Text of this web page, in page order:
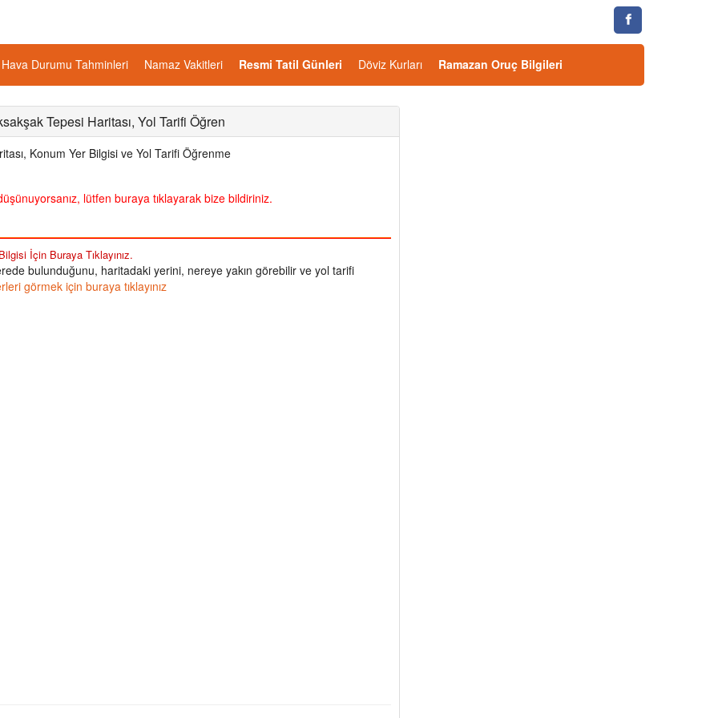
Hava Durumu Tahminleri Namaz Vakitleri Resmi Tatil Günleri Döviz Kurları Ramazan Oruç Bilgileri
Tepesi Haritası, Yol Tarifi Öğren
Konum Yer Bilgisi ve Yol Tarifi Öğrenme
lütfen buraya tıklayarak bize bildiriniz.
İçin Buraya Tıklayınız.
bulunduğunu, haritadaki yerini, nereye yakın görebilir ve yol tarifi
görmek için buraya tıklayınız